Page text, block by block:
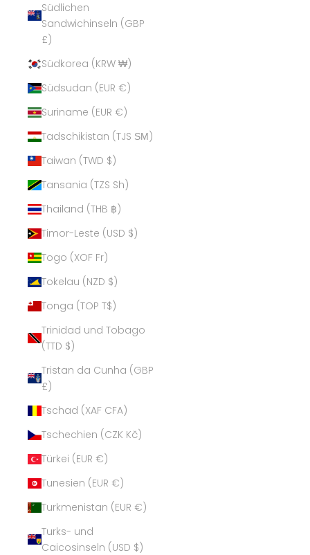
Südlichen
Sandwichinseln (GBP
£)
Südkorea (KRW ₩)
Südsudan (EUR €)
Suriname (EUR €)
Tadschikistan (TJS ЅМ)
Taiwan (TWD $)
Tansania (TZS Sh)
Thailand (THB ฿)
Timor-Leste (USD $)
Togo (XOF Fr)
Tokelau (NZD $)
Tonga (TOP T$)
Trinidad und Tobago
(TTD $)
Tristan da Cunha (GBP
£)
Tschad (XAF CFA)
Tschechien (CZK Kč)
Türkei (EUR €)
Tunesien (EUR €)
Turkmenistan (EUR €)
Turks- und
Caicosinseln (USD $)